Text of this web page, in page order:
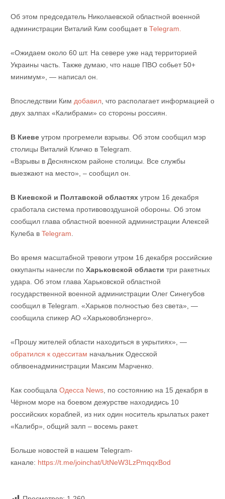
Об этом председатель Николаевской областной военной
администрации Виталий Ким сообщает в Теlegram.
«Ожидаем около 60 шт. На севере уже над территорией
Украины часть. Также думаю, что наше ПВО собьет 50+
минимум», — написал он.
Впоследствии Ким добавил, что располагает информацией о
двух залпах «Калибрами» со стороны россиян.
В Киевеутром прогремели взрывы. Об этом сообщил мэр
столицы Виталий Кличко в Telegram.
«Взрывы в Деснянском районе столицы. Все службы
выезжают на место», – сообщил он.
В Киевской и Полтавской областях утром 16 декабря
сработала система противовоздушной обороны. Об этом
сообщил глава областной военной администрации Алексей
Кулеба в Telegram.
Во время масштабной тревоги утром 16 декабря российские
оккупанты нанесли по Харьковской области три ракетных
удара. Об этом глава Харьковской областной
государственной военной администрации Олег Синегубов
сообщил в Telegram. «Харьков полностью без света», —
сообщила спикер АО «Харьковоблэнерго».
«Прошу жителей области находиться в укрытиях», —
обратился к одесситам начальник Одесской
облвоенадминистрации Максим Марченко.
Как сообщала Одесса News, по состоянию на 15 декабря в
Чёрном море на боевом дежурстве находидись 10
российских кораблей, из них один носитель крылатых ракет
«Калибр», общий залп – восемь ракет.
Больше новостей в нашем Telegram-
канале: https://t.me/joinchat/UtNeW3LzPmqqxBod